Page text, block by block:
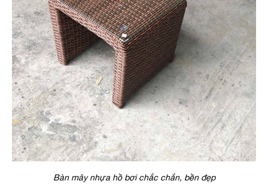
Bàn mây nhựa hồ bơi chắc chắn, bền đẹp